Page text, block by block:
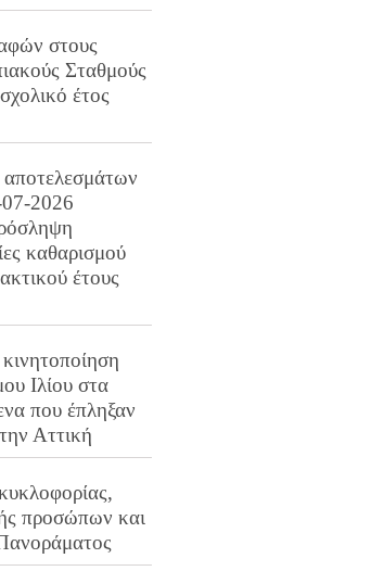
στους
Σταθμούς
έτος
07-2026
καθαρισμού
έτους
Ιλίου στα
που έπληξαν
Αττική
προσώπων και